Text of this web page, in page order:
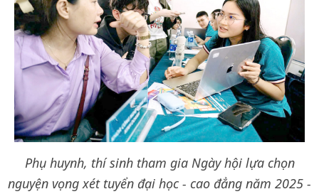
Phụ huynh, thí sinh tham gia Ngày hội lựa chọn
nguyện vọng xét tuyển đại học - cao đẳng năm 2025 -